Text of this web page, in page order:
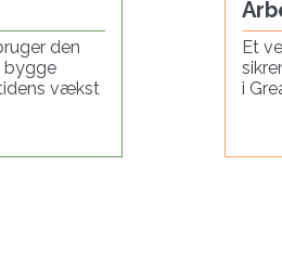
den
bygge
vækst
Et
i